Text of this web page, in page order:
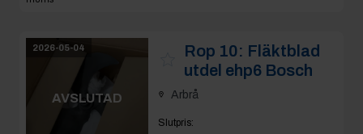
2026-05-04
AVSLUTAD
Rop 10: Fläktblad
utdel ehp6 Bosch
Arbrå
Slutpris: